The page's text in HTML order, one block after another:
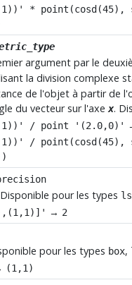
* point(cosd(45),
argument par le
la division complexe
de l'objet à partir de
du vecteur sur l'axex.
/ point '(2.0,0)'
/ point(cosd(45),
pour les types
→ 2
pour les types box,
(1,1)